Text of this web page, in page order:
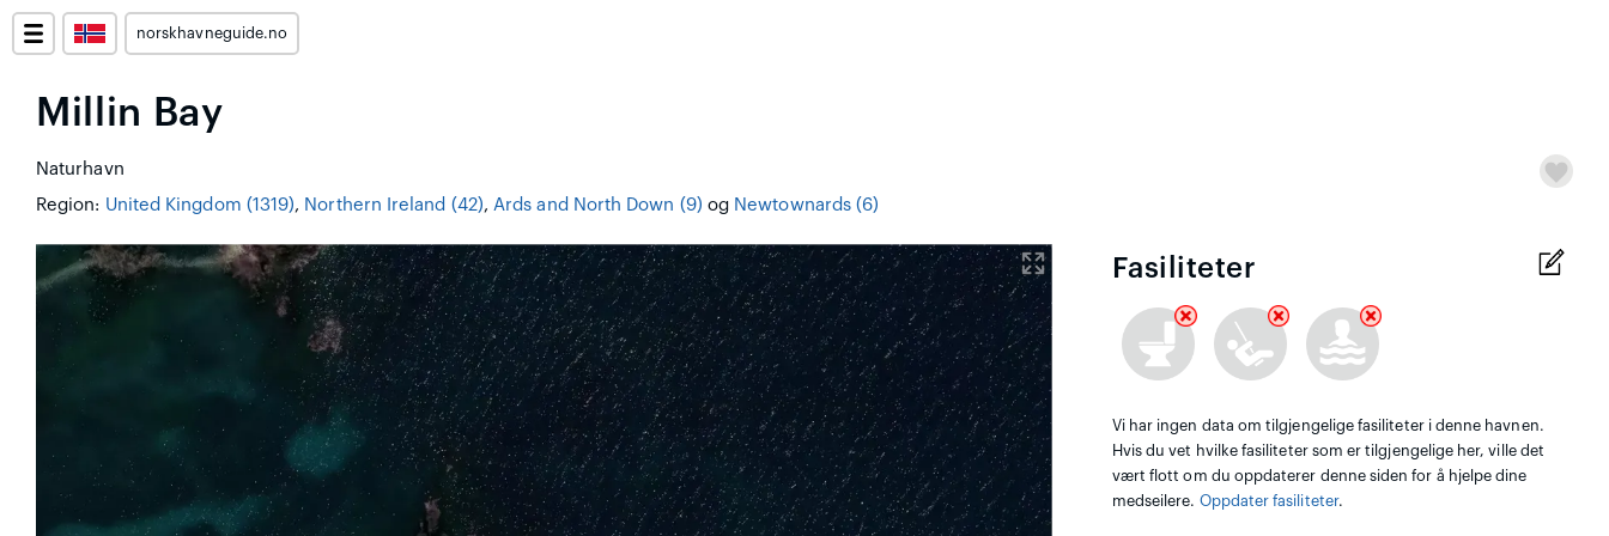
norskhavneguide.no
Millin Bay
Naturhavn
Region: United Kingdom (1319), Northern Ireland (42),Ards and North Down (9) og Newtownards (6)
Fasiliteter
Vi har ingen data om tilgjengelige fasiliteter i denne havnen.
Hvis du vet hvilke fasiliteter som er tilgjengelige her, ville det
vært flott om du oppdaterer denne siden for å hjelpe dine
medseilere. Oppdater fasiliteter.